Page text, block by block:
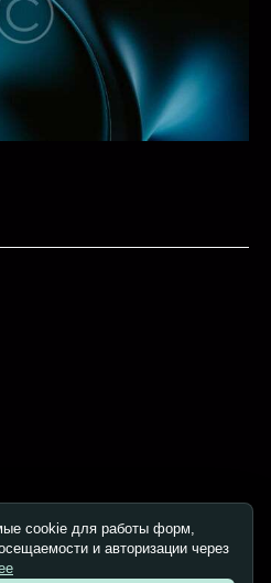
All rights reserved.
cookie для работы форм,
и авторизации через